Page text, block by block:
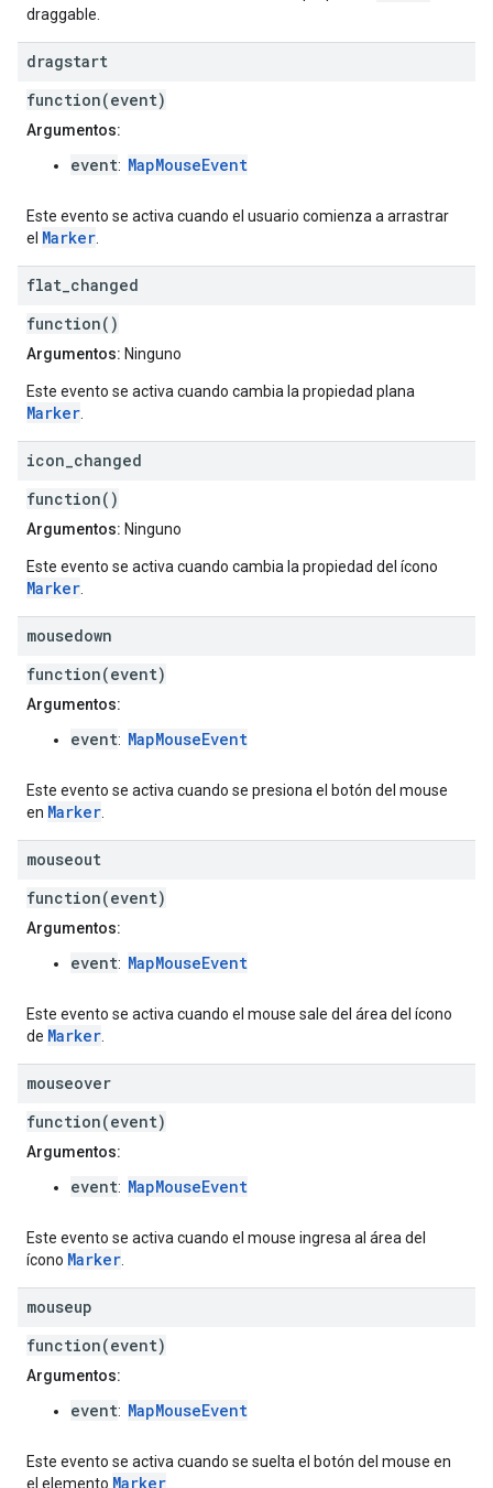
draggable.
dragstart
function(event)
Argumentos:
event: MapMouseEvent
Este evento se activa cuando el usuario comienza a arrastrar
el Marker
flat changed
function()
Argumentos: Ninguno
Este evento se activa cuando cambia la propiedad plana
Marker
icon changed
function()
Argumentos: Ninguno
Este evento se activa cuando cambia la propiedad del ícono
Marker
mousedown
function(event)
Argumentos:
event: MapMouseEvent
Este evento se activa cuando se presiona el botón del mouse
en Marker
mouseout
function(event)
Argumentos:
event: MapMouseEvent
Este evento se activa cuando el mouse sale del área del ícono
de Marker
mouseover
function(event)
Argumentos:
event: MapMouseEvent
Este evento se activa cuando el mouse ingresa al área del
ícono Marker
mouseup
function(event)
Argumentos:
event: MapMouseEvent
Este evento se activa cuando se suelta el botón del mouse en
el elemento Marker